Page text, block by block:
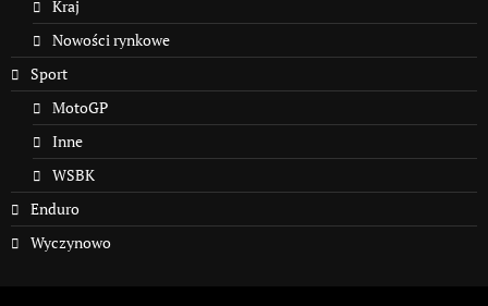
Kraj
Nowości rynkowe
Sport
MotoGP
Inne
WSBK
Enduro
Wyczynowo